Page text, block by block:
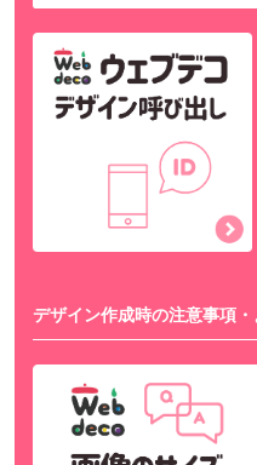
デザイン作成時の注意事項